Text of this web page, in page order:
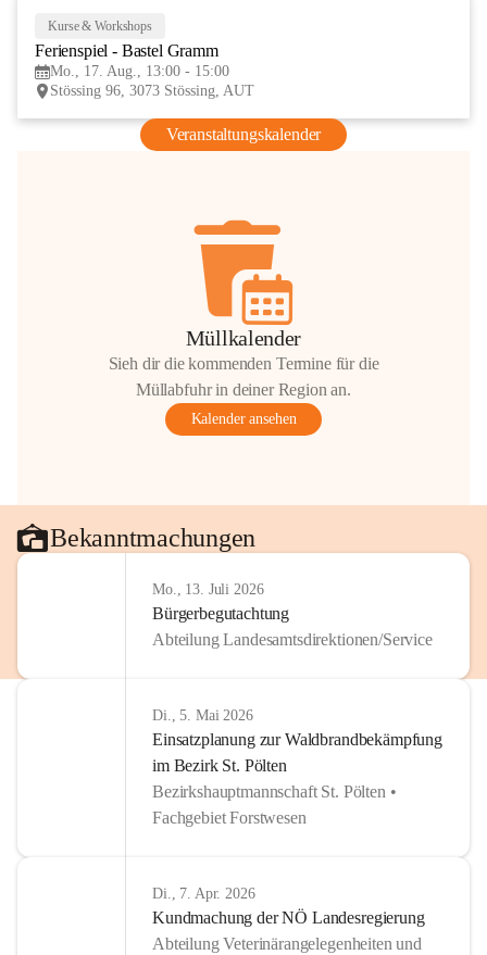
Kurse & Workshops
Ferienspiel - Bastel Gramm
Mo., 17. Aug., 13:00 - 15:00
Stössing 96, 3073 Stössing, AUT
Veranstaltungskalender
Müllkalender
Sieh dir die kommenden Termine für die
Müllabfuhr in deiner Region an.
Kalender ansehen
Bekanntmachungen
Mo., 13. Juli 2026
Bürgerbegutachtung
Abteilung Landesamtsdirektionen/Service
Di., 5. Mai 2026
Einsatzplanung zur Waldbrandbekämpfung
im Bezirk St. Pölten
Bezirkshauptmannschaft St. Pölten •
Fachgebiet Forstwesen
Di., 7. Apr. 2026
Kundmachung der NÖ Landesregierung
Abteilung Veterinärangelegenheiten und